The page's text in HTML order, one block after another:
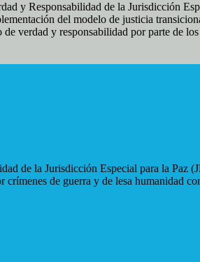
y Responsabilidad de la Jurisdicción
del modelo de justicia
verdad y responsabilidad por parte de
de la Jurisdicción Especial para la Paz
de guerra y de lesa humanidad